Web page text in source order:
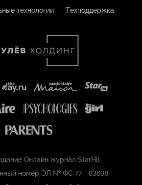
технологии
Техподдержка
Онлайн журнал StarHit
номер ЭЛ № ФС 77 - 83698